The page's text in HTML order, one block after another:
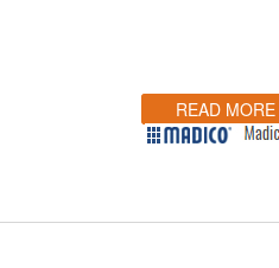
READ MORE